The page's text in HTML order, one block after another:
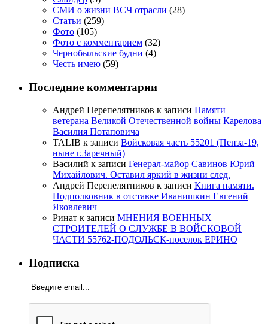
СМИ о жизни ВСЧ отрасли (28)
Статьи (259)
Фото (105)
Фото с комментарием (32)
Чернобыльские будни (4)
Честь имею (59)
Последние комментарии
Андрей Перепелятников к записи Памяти
ветерана Великой Отечественной войны Карелова
Василия Потаповича
TALIB к записи Войсковая часть 55201 (Пенза-19,
ныне г.Заречный)
Василий к записи Генерал-майор Савинов Юрий
Михайлович. Оставил яркий в жизни след.
Андрей Перепелятников к записи Книга памяти.
Подполковник в отставке Иванишкин Евгений
Яковлевич
Ринат к записи МНЕНИЯ ВОЕННЫХ
СТРОИТЕЛЕЙ О СЛУЖБЕ В ВОЙСКОВОЙ
ЧАСТИ 55762-ПОДОЛЬСК-поселок ЕРИНО
Подписка